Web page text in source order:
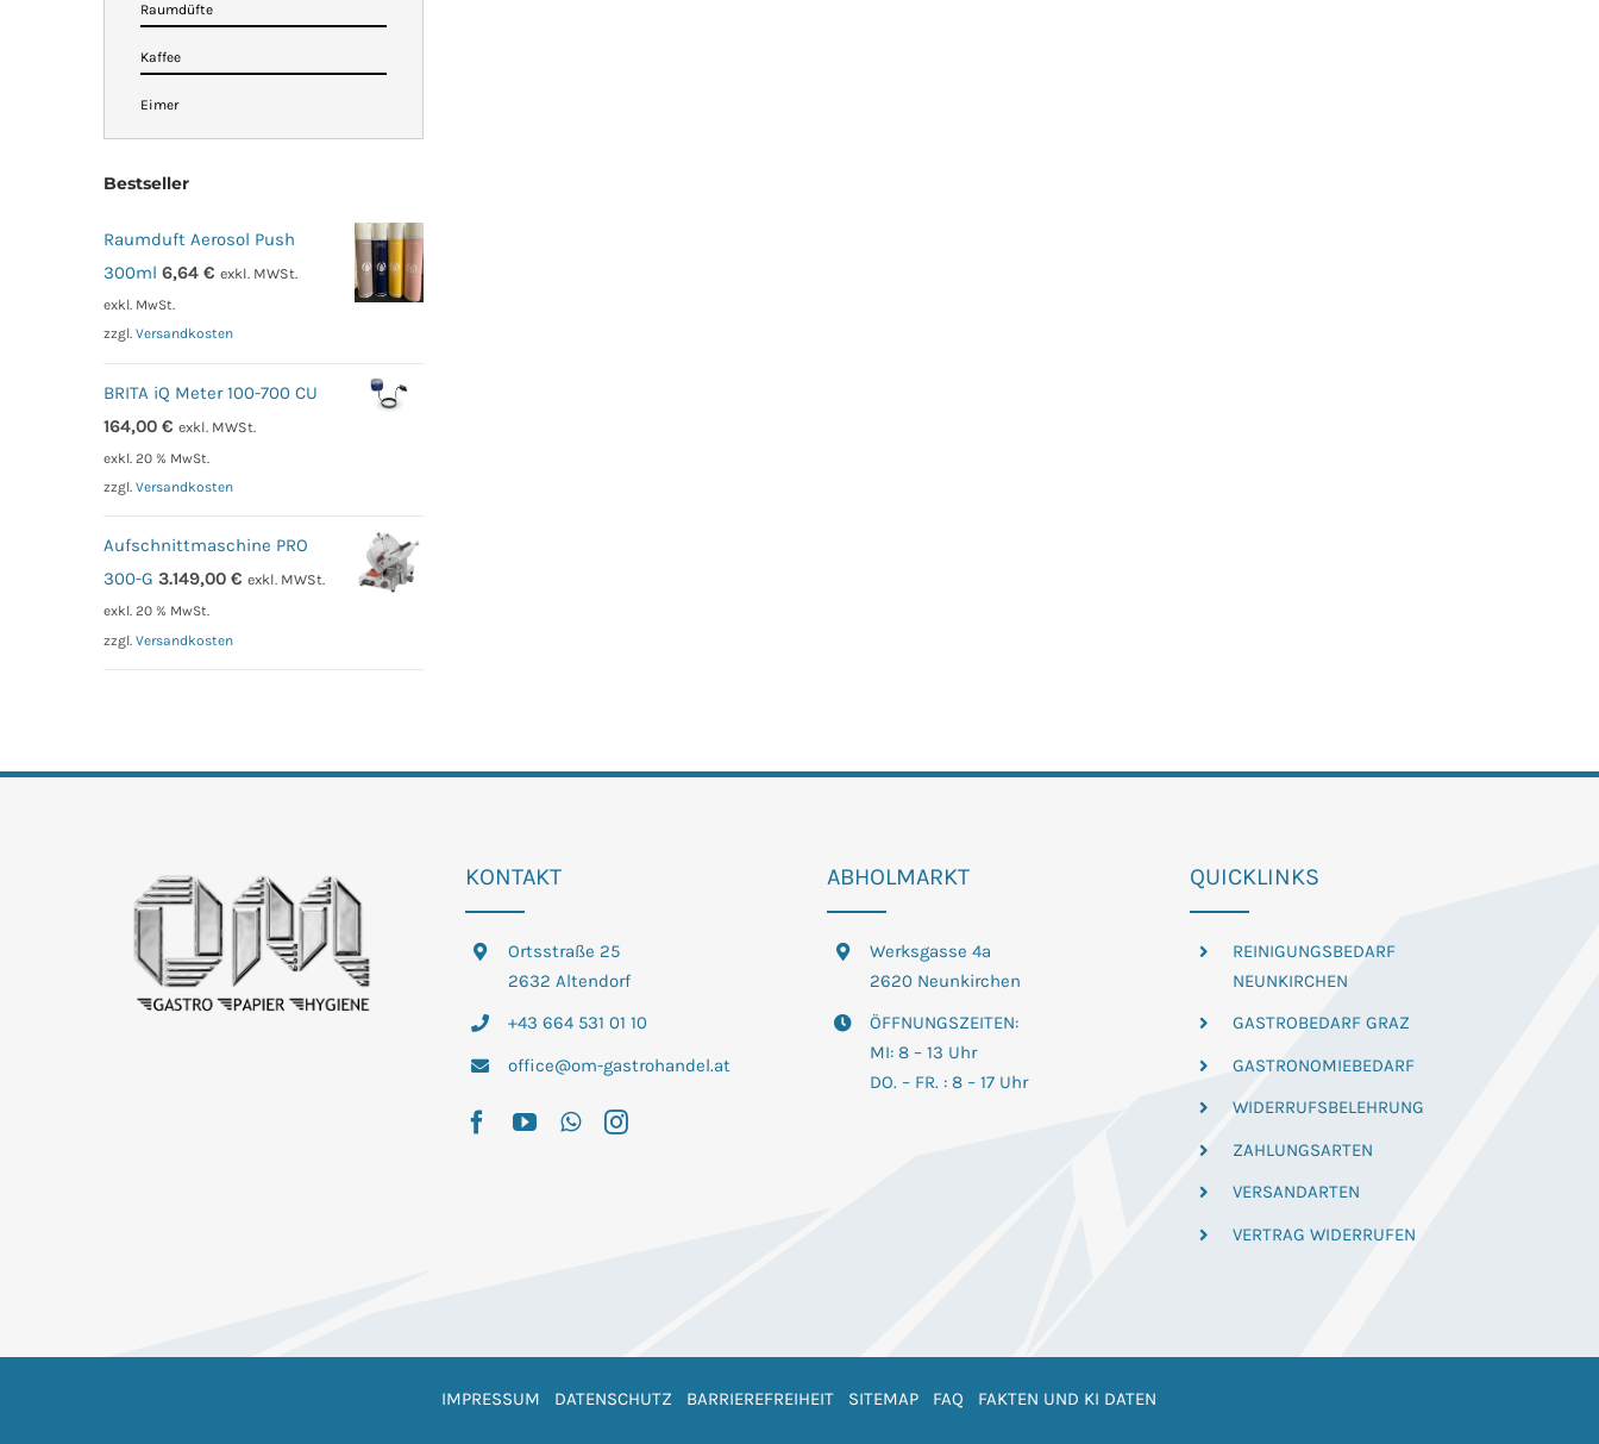
Raumdüfte
Kaffee
Eimer
Bestseller
Raumduft Aerosol Push
300ml 6,64 € exkl. MWSt.
exkl. MwSt.
zzgl. Versandkosten
BRITA iQ Meter 100-700 CU
164,00 € exkl. MWSt.
exkl. 20 % MwSt.
zzgl. Versandkosten
Aufschnittmaschine PRO
300-G 3.149,00 € exkl. MWSt.
exkl. 20 % MwSt.
zzgl. Versandkosten
KONTAKT
Ortsstraße 25
2632 Altendorf
+43 664 531 01 10
office@om-gastrohandel.at
ABHOLMARKT
Werksgasse 4a
2620 Neunkirchen
ÖFFNUNGSZEITEN:
MI: 8 – 13 Uhr
DO. – FR. : 8 – 17 Uhr
QUICKLINKS
REINIGUNGSBEDARF
NEUNKIRCHEN
GASTROBEDARF GRAZ
GASTRONOMIEBEDARF
WIDERRUFSBELEHRUNG
ZAHLUNGSARTEN
VERSANDARTEN
VERTRAG WIDERRUFEN
IMPRESSUM DATENSCHUTZ BARRIEREFREIHEIT SITEMAP FAQ FAKTEN UND KI DATEN